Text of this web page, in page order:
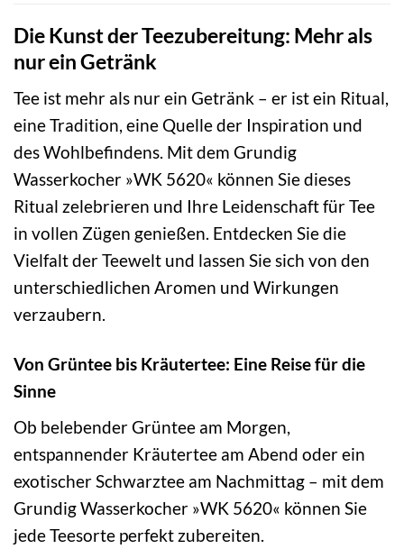
Die Kunst der Teezubereitung: Mehr als
nur ein Getränk
Tee ist mehr als nur ein Getränk – er ist ein Ritual,
eine Tradition, eine Quelle der Inspiration und
des Wohlbefindens. Mit dem Grundig
Wasserkocher »WK 5620« können Sie dieses
Ritual zelebrieren und Ihre Leidenschaft für Tee
in vollen Zügen genießen. Entdecken Sie die
Vielfalt der Teewelt und lassen Sie sich von den
unterschiedlichen Aromen und Wirkungen
verzaubern.
Von Grüntee bis Kräutertee: Eine Reise für die
Sinne
Ob belebender Grüntee am Morgen,
entspannender Kräutertee am Abend oder ein
exotischer Schwarztee am Nachmittag – mit dem
Grundig Wasserkocher »WK 5620« können Sie
jede Teesorte perfekt zubereiten.